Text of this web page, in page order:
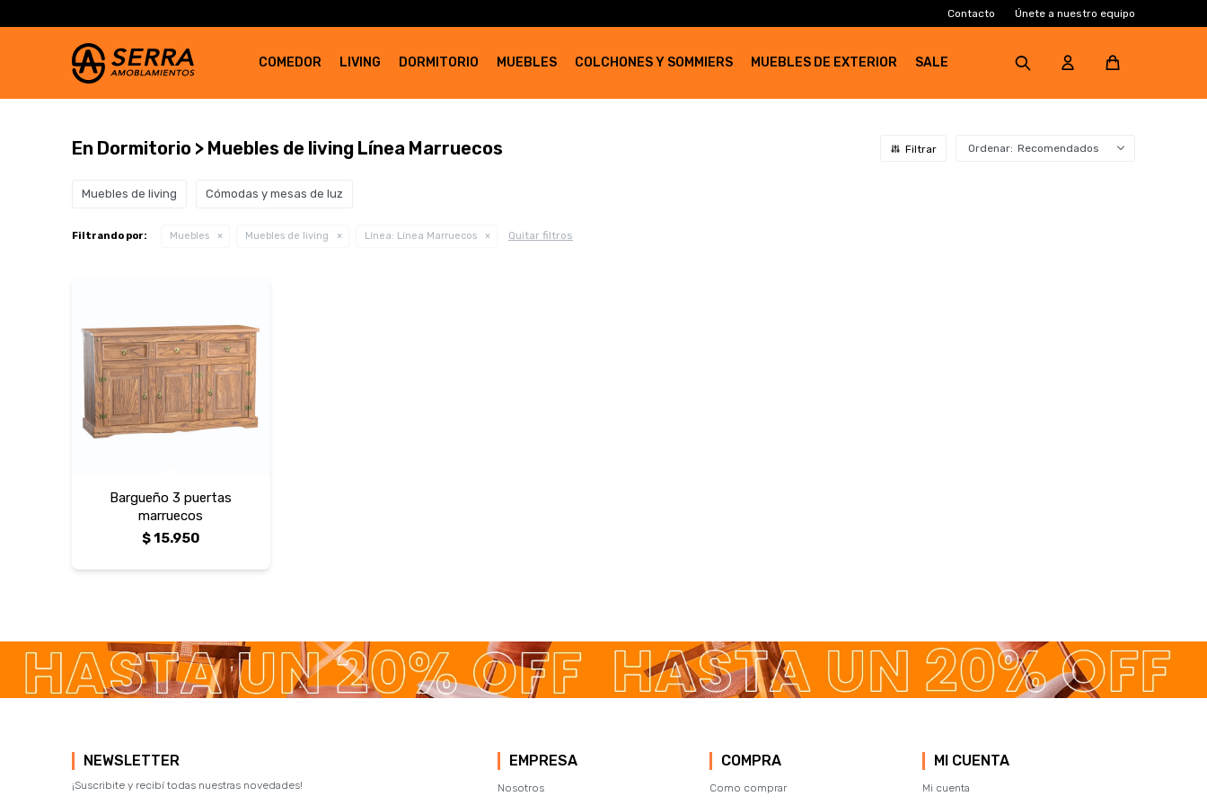
COMEDOR LIVING DORMITORIO MUEBLES COLCHONES Y SOMMIERS MUEBLES DE EXTERIOR SALE
Contacto Únete a nuestro equipo
En Dormitorio > Muebles de living Línea Marruecos Recomendados
Muebles de living Cómodas y mesas de luz
Filtrando por: Muebles Muebles de living Línea: Línea Marruecos Quitar filtros
Bargueño 3 puertas
marruecos
$15.950
EMPRESA
Nosotros
COMPRA
Como comprar
MI CUENTA
Mi cuenta
NEWSLETTER
¡Suscribite y recibí todas nuestras novedades!